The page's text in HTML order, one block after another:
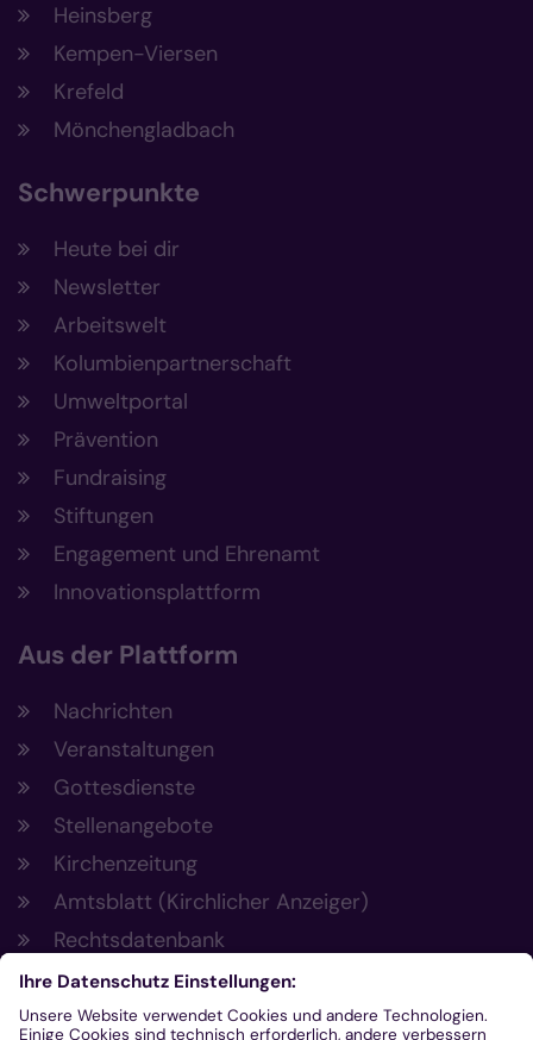
Heinsberg
Kempen-Viersen
Krefeld
Mönchengladbach
Schwerpunkte
Heute bei dir
Newsletter
Arbeitswelt
Kolumbienpartnerschaft
Umweltportal
Prävention
Fundraising
Stiftungen
Engagement und Ehrenamt
Innovationsplattform
Aus der Plattform
Nachrichten
Veranstaltungen
Gottesdienste
Stellenangebote
Kirchenzeitung
Amtsblatt (Kirchlicher Anzeiger)
Rechtsdatenbank
Meldestelle gemäß Hinweisgeberschutzgesetz